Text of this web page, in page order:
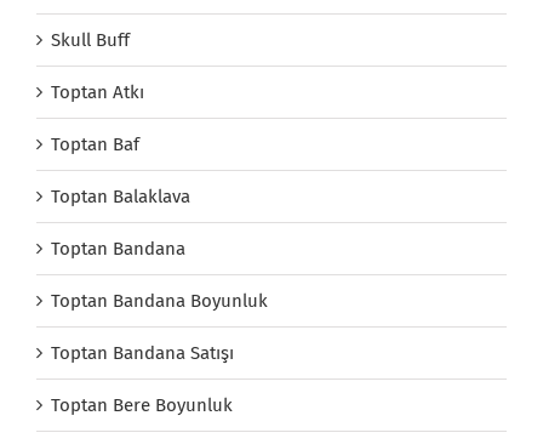
Skull Buff
Toptan Atkı
Toptan Baf
Toptan Balaklava
Toptan Bandana
Toptan Bandana Boyunluk
Toptan Bandana Satışı
Toptan Bere Boyunluk